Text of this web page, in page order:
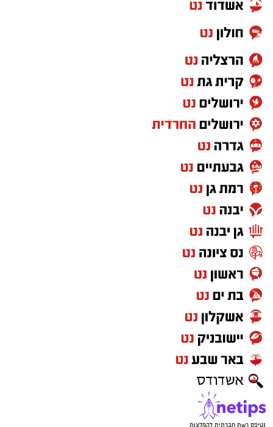
נטיפס רשת חברתית להמלצות